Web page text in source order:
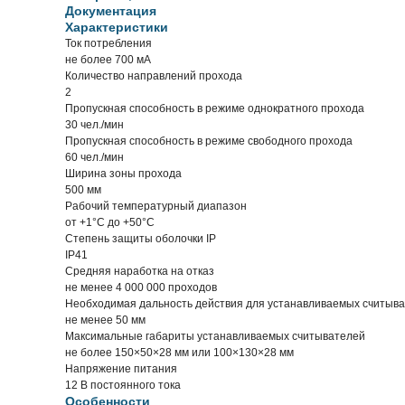
Документация
Характеристики
Ток потребления
не более 700 мА
Количество направлений прохода
2
Пропускная способность в режиме однократного прохода
30 чел./мин
Пропускная способность в режиме свободного прохода
60 чел./мин
Ширина зоны прохода
500 мм
Рабочий температурный диапазон
от +1°C до +50°C
Степень защиты оболочки IP
IP41
Средняя наработка на отказ
не менее 4 000 000 проходов
Необходимая дальность действия для устанавливаемых
не менее 50 мм
Максимальные габариты устанавливаемых считывателей
не более 150×50×28 мм или 100×130×28 мм
Напряжение питания
12 В постоянного тока
Особенности